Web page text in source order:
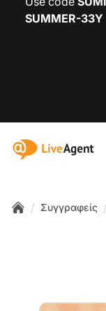
SUMMER-33Y
:site.title
/ Συγγραφείς /